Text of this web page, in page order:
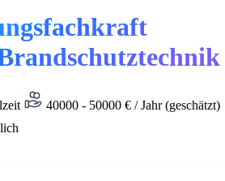
40000 - 50000 € / Jahr (geschätzt)